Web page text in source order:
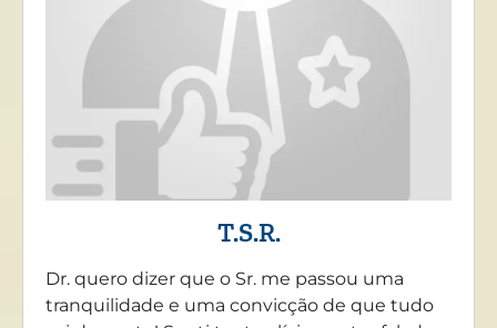
T.S.R.
Dr. quero dizer que o Sr. me passou uma
tranquilidade e uma convicção de que tudo